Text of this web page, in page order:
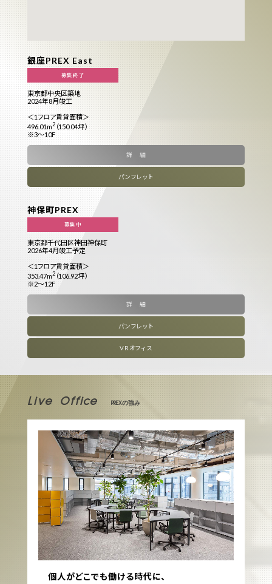
銀座PREX East
募集終了
東京都中央区築地
2024年8月竣工
＜1フロア賃貸面積＞
496.01m2（150.04坪）
※3～10F
詳 細
パンフレット
神保町PREX
募集中
東京都千代田区神田神保町
2026年4月竣工予定
＜1フロア賃貸面積＞
353.47m2（106.92坪）
※2～12F
詳 細
パンフレット
VRオフィス
Live Office PREXの強み
個人がどこでも働ける時代に、